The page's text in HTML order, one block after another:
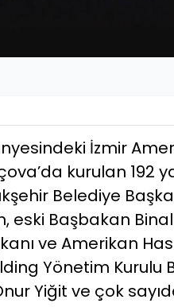
İzmir
kurulan
Belediye
eski Başbakan
ve Amerikan
Yönetim Kurulu
Yiğit ve çok